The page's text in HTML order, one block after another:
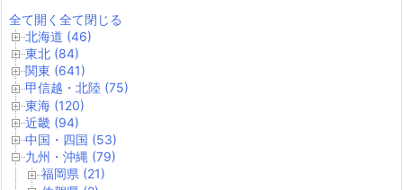
全て開く 全て閉じる
北海道 (46)
東北 (84)
関東 (641)
甲信越・北陸 (75)
東海 (120)
近畿 (94)
中国・四国 (53)
九州・沖縄 (79)
福岡県 (21)